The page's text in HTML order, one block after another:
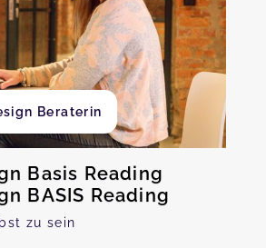
Beraterin
Basis Reading
BASIS Reading
zu sein